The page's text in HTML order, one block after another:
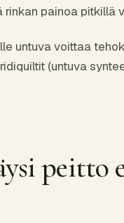
painoa pitkillä
untuva voittaa
(untuva
peitto